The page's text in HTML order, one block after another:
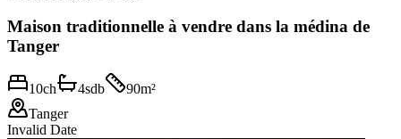
Maison traditionnelle à vendre dans la médina de
Tanger
10ch 4sdb 90m²
Tanger
Invalid Date